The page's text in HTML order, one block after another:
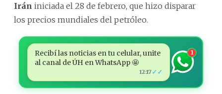
Irán iniciada el 28 de febrero, que hizo disparar
los precios mundiales del petróleo.
Recibí las noticias en tu celular, unite
al canal de ÚH en WhatsApp 🤩
12:17 ✓✓
1